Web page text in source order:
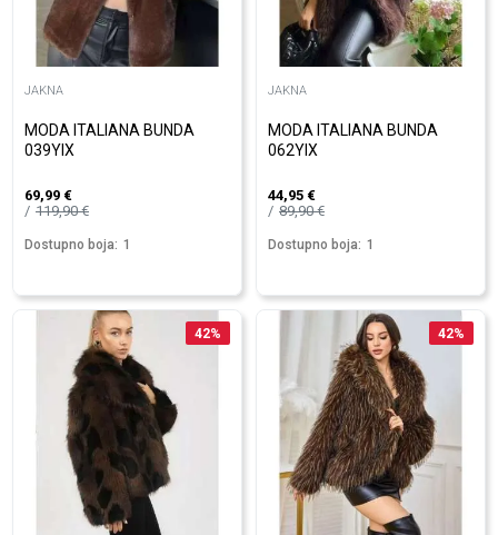
JAKNA
MODA ITALIANA BUNDA
039YIX
69,99 €
119,90€
Dostupno boja: 1
JAKNA
MODA ITALIANA BUNDA
062YIX
44,95 €
89,90€
Dostupno boja: 1
42% 42%